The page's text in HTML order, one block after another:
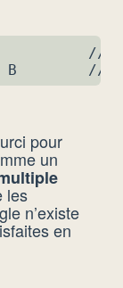
//
A B        //
pour
un
les
n’existe
en